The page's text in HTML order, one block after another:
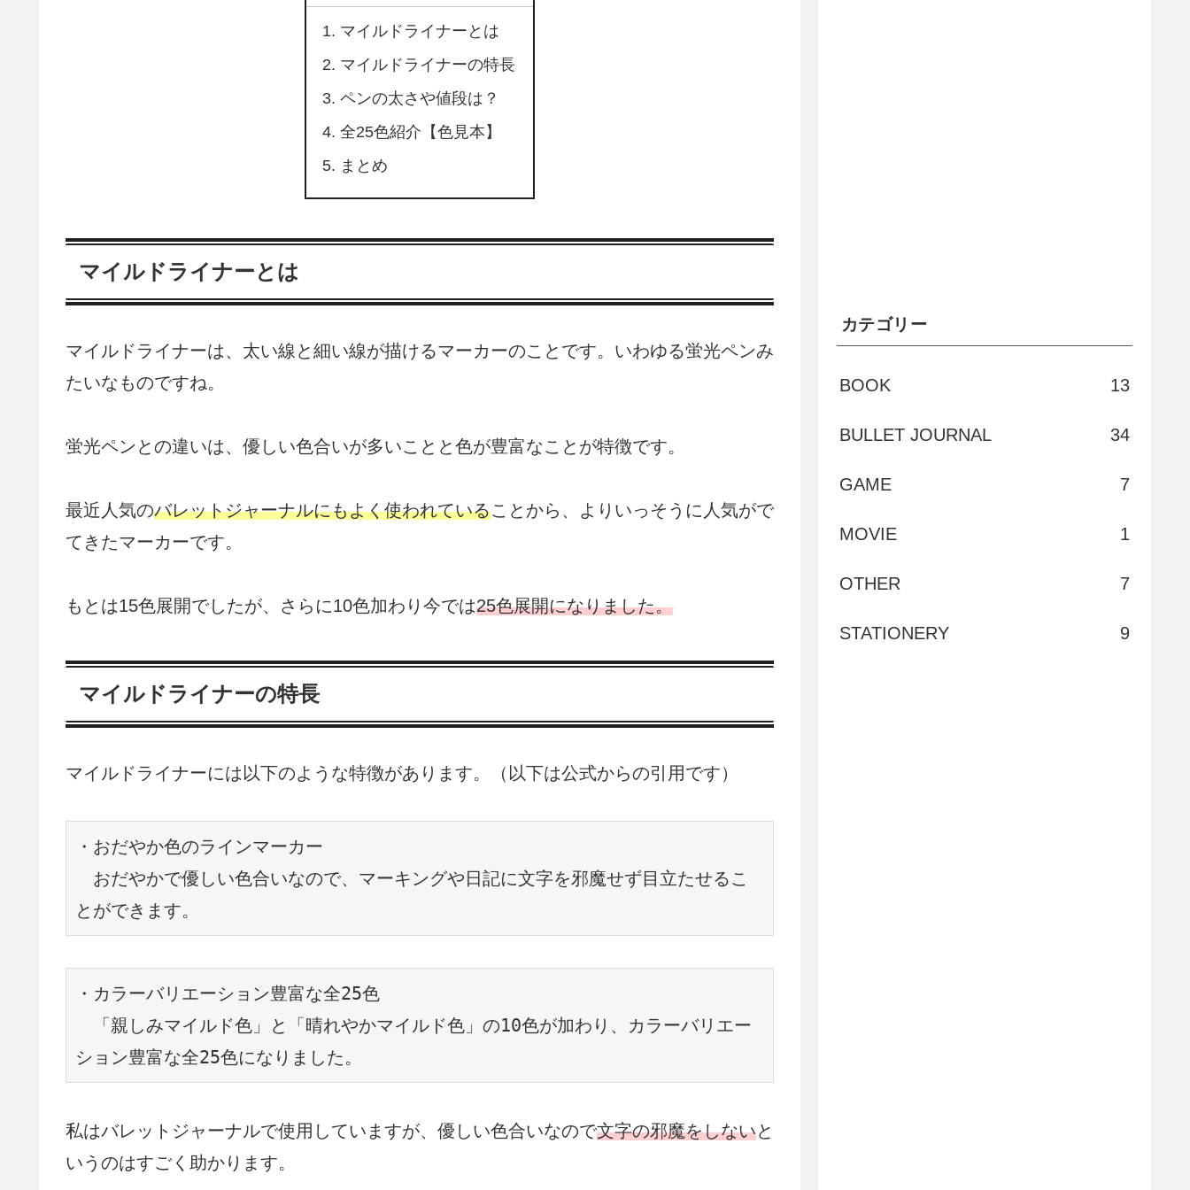
マイルドライナーとは
マイルドライナーの特長
ペンの太さや値段は？
全25色紹介【色見本】
まとめ
マイルドライナーとは
マイルドライナーは、太い線と細い線が描けるマーカーのことです。いわゆる蛍光ペンみ
たいなものですね。
蛍光ペンとの違いは、優しい色合いが多いことと色が豊富なことが特徴です。
最近人気のバレットジャーナルにもよく使われていることから、よりいっそうに人気がで
てきたマーカーです。
もとは15色展開でしたが、さらに10色加わり今では25色展開になりました。
マイルドライナーの特長
マイルドライナーには以下のような特徴があります。（以下は公式からの引用です）
・おだやか色のラインマーカー
おだやかで優しい色合いなので、マーキングや日記に文字を邪魔せず目立たせるこ
とができます。
・カラーバリエーション豊富な全25色
「親しみマイルド色」と「晴れやかマイルド色」の10色が加わり、カラーバリエー
ション豊富な全25色になりました。
私はバレットジャーナルで使用していますが、優しい色合いなので文字の邪魔をしないと
いうのはすごく助かります。
カテゴリー
BOOK 13
BULLET JOURNAL 34
GAME 7
MOVIE 1
OTHER 7
STATIONERY 9